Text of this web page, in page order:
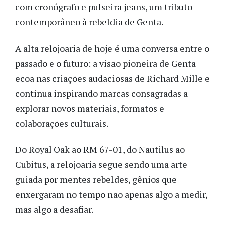
com cronógrafo e pulseira jeans, um tributo
contemporâneo à rebeldia de Genta.
A alta relojoaria de hoje é uma conversa entre o
passado e o futuro: a visão pioneira de Genta
ecoa nas criações audaciosas de Richard Mille e
continua inspirando marcas consagradas a
explorar novos materiais, formatos e
colaborações culturais.
Do Royal Oak ao RM 67-01, do Nautilus ao
Cubitus, a relojoaria segue sendo uma arte
guiada por mentes rebeldes, gênios que
enxergaram no tempo não apenas algo a medir,
mas algo a desafiar.